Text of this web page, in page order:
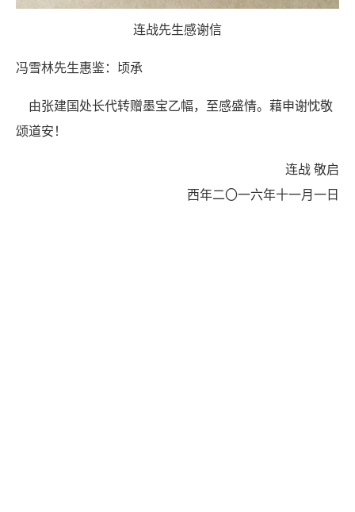
连战先生感谢信
冯雪林先生惠鉴：顷承
由张建国处长代转赠墨宝乙幅，至感盛情。藉申谢忱敬
颂道安！
连战 敬启
西年二〇一六年十一月一日